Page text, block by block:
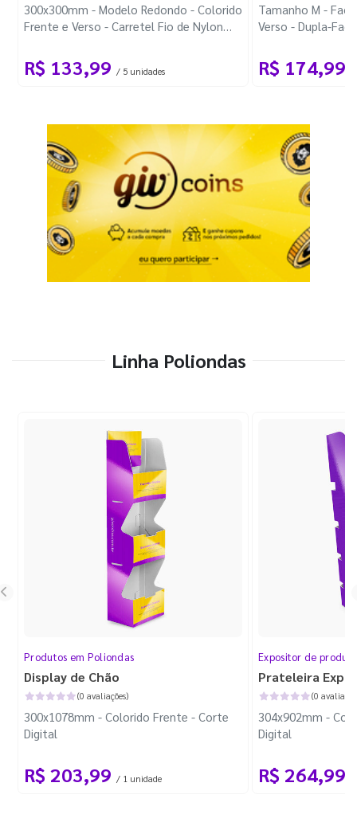
300x300mm - Modelo Redondo - Colorido
Frente e Verso - Carretel Fio de Nylon
R$ 133,99 / 5 unidades
Tamanho M -
Verso - Dupla-
R$ 174,99
Linha Poliondas
Produtos em Poliondas
Display de Chão
(0 avaliações)
300x1078mm - Colorido Frente - Corte
Digital
R$ 203,99 / 1 unidade
Expositor de
Prateleira
(0
304x902mm -
Digital
R$ 264,99